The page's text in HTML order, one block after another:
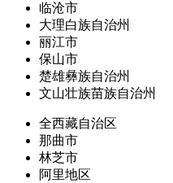
临沧市
大理白族自治州
丽江市
保山市
楚雄彝族自治州
文山壮族苗族自治州
全西藏自治区
那曲市
林芝市
阿里地区